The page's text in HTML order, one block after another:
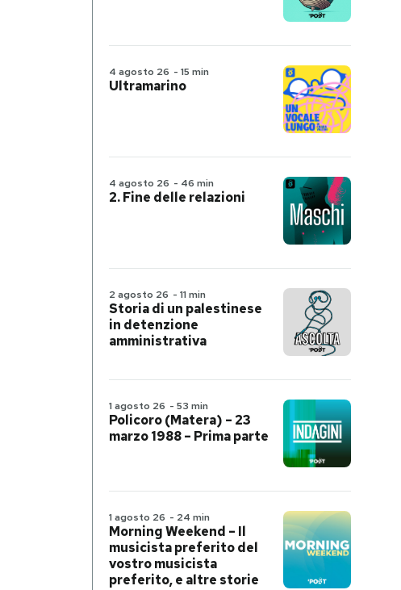
4 agosto 26 - 15 min
Ultramarino
4 agosto 26 - 46 min
2. Fine delle relazioni
2 agosto 26 - 11 min
Storia di un palestinese
in detenzione
amministrativa
1 agosto 26 - 53 min
Policoro (Matera) – 23
marzo 1988 – Prima parte
1 agosto 26 - 24 min
Morning Weekend – Il
musicista preferito del
vostro musicista
preferito, e altre storie